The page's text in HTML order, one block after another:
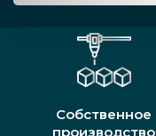
Собственное
производство